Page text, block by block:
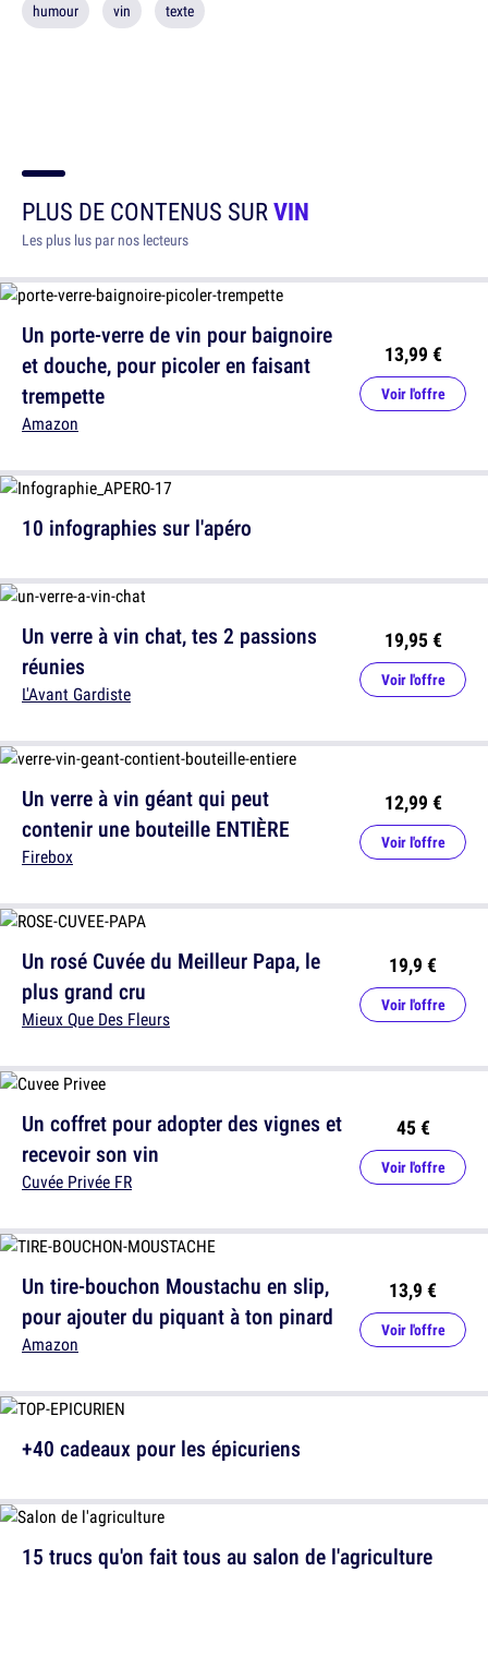
humour vin texte
PLUS DE CONTENUS SURVIN
Les plus lus par nos lecteurs
Un porte-verre de vin pour baignoire
et douche, pour picoler en faisant
trempette
Amazon
13,99 €
Voir l'offre
Un verre à vin chat, tes 2 passions
réunies
L'Avant Gardiste
19,95 €
Voir l'offre
Un rosé Cuvée du Meilleur Papa, le
plus grand cru
Mieux Que Des Fleurs
19,9 €
Voir l'offre
Un tire-bouchon Moustachu en slip,
pour ajouter du piquant à ton pinard
Amazon
13,9 €
Voir l'offre
15 trucs qu'on fait tous au salon de l'agriculture
10 infographies sur l'apéro
Un verre à vin géant qui peut
contenir une bouteille ENTIÈRE
Firebox
12,99 €
Voir l'offre
Un coffret pour adopter des vignes et
recevoir son vin
Cuvée Privée FR
45 €
Voir l'offre
+40 cadeaux pour les épicuriens